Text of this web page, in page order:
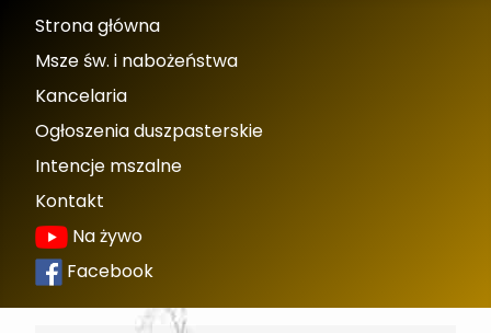
Strona główna
Msze św. i nabożeństwa
Kancelaria
Ogłoszenia duszpasterskie
Intencje mszalne
Kontakt
Na żywo
Facebook